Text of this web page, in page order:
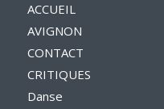
ACCUEIL
AVIGNON
CONTACT
CRITIQUES
Danse